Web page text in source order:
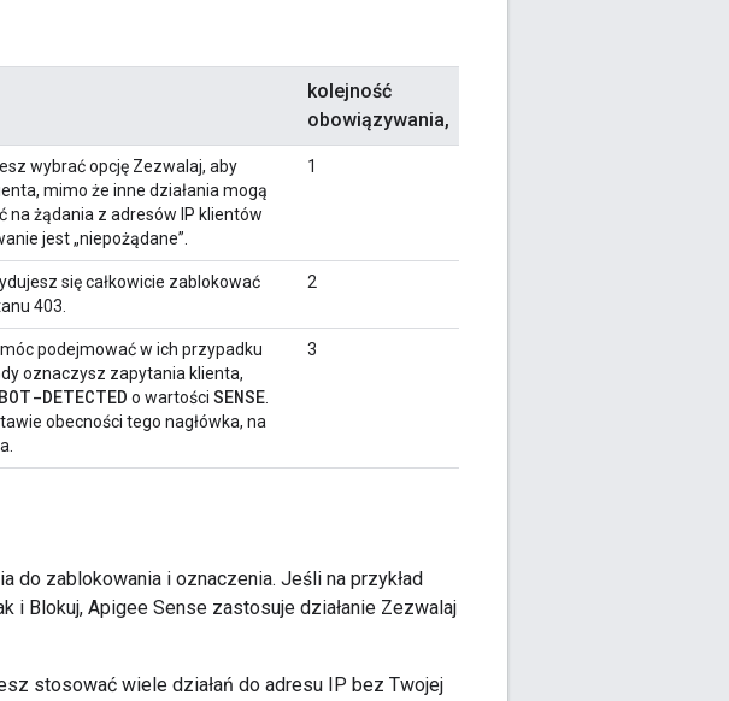
kolejność
obowiązywania,
wybrać opcję Zezwalaj, aby
mimo że inne działania mogą
na żądania z adresów IP klientów
jest „niepożądane”.
1
się całkowicie zablokować
403.
2
podejmować w ich przypadku
oznaczysz zapytania klienta,
DETECTED o wartości SENSE
obecności tego nagłówka, na
3
do zablokowania i oznaczenia. Jeśli na przykład
i Blokuj, Apigee Sense zastosuje działanie Zezwalaj
stosować wiele działań do adresu IP bez Twojej